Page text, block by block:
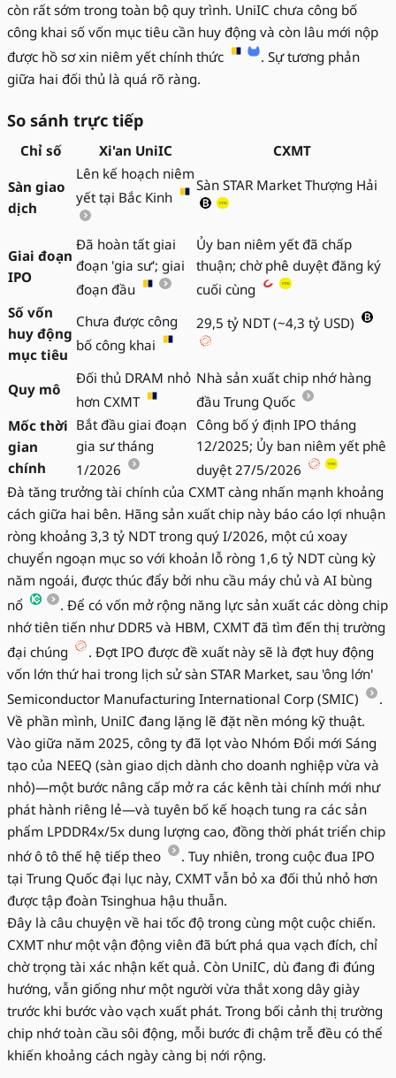
còn rất sớm trong toàn bộ quy trình. UniIC chưa công bố
công khai số vốn mục tiêu cần huy động và còn lâu mới nộp
được hồ sơ xin niêm yết chính thức
. Sự tương phản
giữa hai đối thủ là quá rõ ràng.
So sánh trực tiếp
Chỉ số Xi'an UniIC CXMT
Sàn giao
dịch
Lên kế hoạch niêm
yết tại Bắc Kinh
Sàn STAR Market Thượng Hải
Giai đoạn
IPO
Đã hoàn tất giai
đoạn 'gia sư'; giai
đoạn đầu
Ủy ban niêm yết đã chấp
thuận; chờ phê duyệt đăng ký
cuối cùng
Số vốn
huy động
mục tiêu
Chưa được công
bố công khai
29,5 tỷ NDT (~4,3 tỷ USD)
Quy mô
Đối thủ DRAM nhỏ
hơn CXMT
Nhà sản xuất chip nhớ hàng
đầu Trung Quốc
Mốc thời
gian
chính
Bắt đầu giai đoạn
gia sư tháng
1/2026
Công bố ý định IPO tháng
12/2025; Ủy ban niêm yết phê
duyệt 27/5/2026
Đà tăng trưởng tài chính của CXMT càng nhấn mạnh khoảng
cách giữa hai bên. Hãng sản xuất chip này báo cáo lợi nhuận
ròng khoảng 3,3 tỷ NDT trong quý I/2026, một cú xoay
chuyển ngoạn mục so với khoản lỗ ròng 1,6 tỷ NDT cùng kỳ
năm ngoái, được thúc đẩy bởi nhu cầu máy chủ và AI bùng
nổ
. Để có vốn mở rộng năng lực sản xuất các dòng chip
nhớ tiên tiến như DDR5 và HBM, CXMT đã tìm đến thị trường
đại chúng
. Đợt IPO được đề xuất này sẽ là đợt huy động
vốn lớn thứ hai trong lịch sử sàn STAR Market, sau 'ông lớn'
Semiconductor Manufacturing International Corp (SMIC)
.
Về phần mình, UniIC đang lặng lẽ đặt nền móng kỹ thuật.
Vào giữa năm 2025, công ty đã lọt vào Nhóm Đổi mới Sáng
tạo của NEEQ (sàn giao dịch dành cho doanh nghiệp vừa và
nhỏ)—một bước nâng cấp mở ra các kênh tài chính mới như
phát hành riêng lẻ—và tuyên bố kế hoạch tung ra các sản
phẩm LPDDR4x/5x dung lượng cao, đồng thời phát triển chip
nhớ ô tô thế hệ tiếp theo
. Tuy nhiên, trong cuộc đua IPO
tại Trung Quốc đại lục này, CXMT vẫn bỏ xa đối thủ nhỏ hơn
được tập đoàn Tsinghua hậu thuẫn.
Đây là câu chuyện về hai tốc độ trong cùng một cuộc chiến.
CXMT như một vận động viên đã bứt phá qua vạch đích, chỉ
chờ trọng tài xác nhận kết quả. Còn UniIC, dù đang đi đúng
hướng, vẫn giống như một người vừa thắt xong dây giày
trước khi bước vào vạch xuất phát. Trong bối cảnh thị trường
chip nhớ toàn cầu sôi động, mỗi bước đi chậm trễ đều có thể
khiến khoảng cách ngày càng bị nới rộng.